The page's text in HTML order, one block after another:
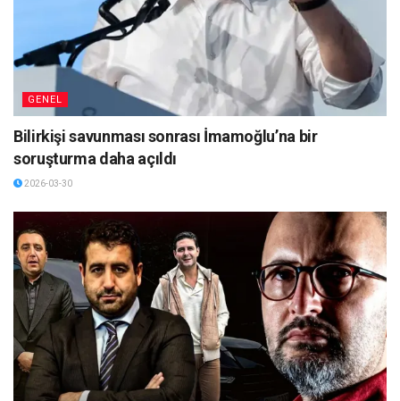
GENEL
Bilirkişi savunması sonrası İmamoğlu’na bir
soruşturma daha açıldı
2026-03-30